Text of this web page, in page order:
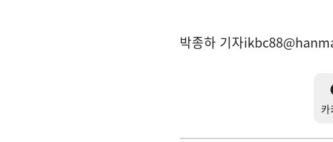
박종하 기자
카